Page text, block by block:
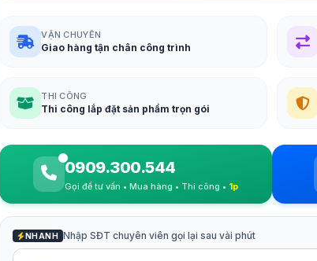
VẬN CHUYỂN
Giao hàng tận chân công trình
THI CÔNG
Thi công lắp đặt sản phẩm trọn gói
0909.300.544
Gọi để tư vấn • Mua hàng • Thi công • 1p
NHANH Nhập SĐT chuyên viên gọi lại sau vài phút